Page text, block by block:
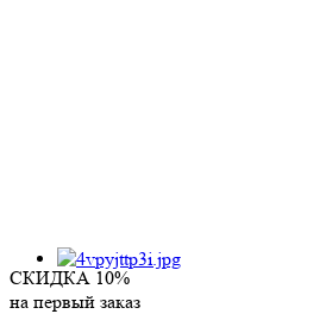
СКИДКА 10%
на первый заказ